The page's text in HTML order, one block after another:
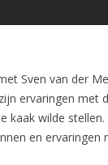
Sven van der
ervaringen met
kaak wilde stellen.
en ervaringen